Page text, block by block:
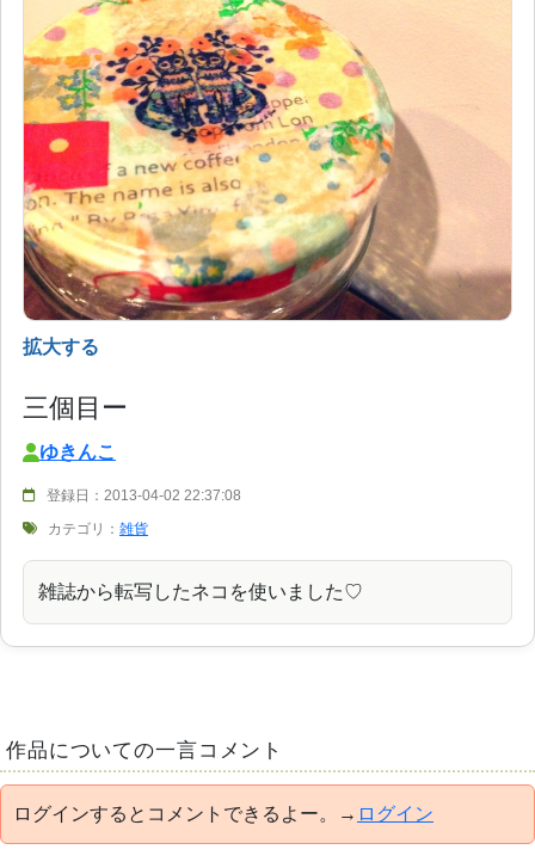
拡大する
三個目ー
ゆきんこ
登録日：2013-04-02 22:37:08
カテゴリ： 雑貨
雑誌から転写したネコを使いました♡
作品についての一言コメント
ログインするとコメントできるよー。→ ログイン